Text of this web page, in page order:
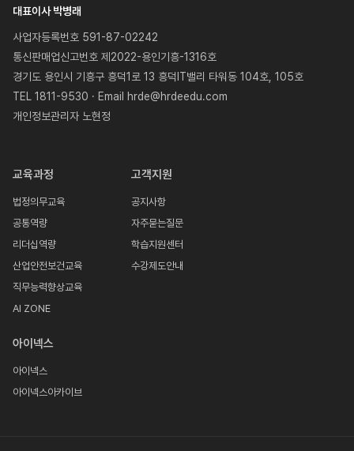
대표이사 박병래
사업자등록번호 591-87-02242
통신판매업신고번호 제2022-용인기흥-1316호
경기도 용인시 기흥구 흥덕1로 13 흥덕IT밸리 타워동 104호, 105호
TEL 1811-9530 · Email hrde@hrdeedu.com
개인정보관리자 노현정
교육과정
법정의무교육
공통역량
리더십역량
산업안전보건교육
직무능력향상교육
AI ZONE
고객지원
공지사항
자주묻는질문
학습지원센터
수강제도안내
아이넥스
아이넥스
아이넥스아카이브